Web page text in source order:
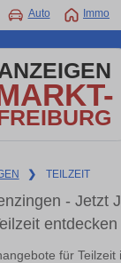
Auto Immo
❯ TEILZEIT
- Jetzt
entdecken
für Teilzeit